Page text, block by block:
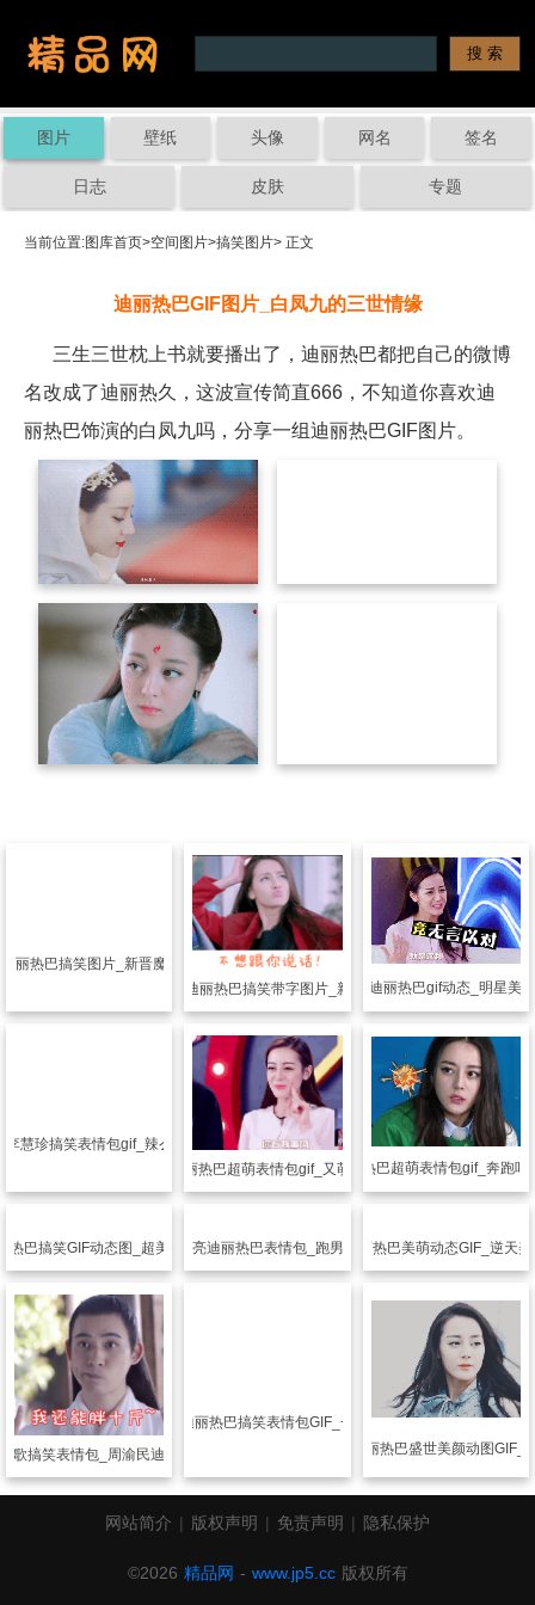
图片 壁纸 头像 网名 签名
日志 皮肤 专题
当前位置:图库首页>空间图片>搞笑图片> 正文
迪丽热巴GIF图片_白凤九的三世情缘
三生三世枕上书就要播出了，迪丽热巴都把自己的微博
名改成了迪丽热久，这波宣传简直666，不知道你喜欢迪
丽热巴饰演的白凤九吗，分享一组迪丽热巴GIF图片。
迪丽热巴搞笑图片_新晋魔性“小公举”
迪丽热巴搞笑带字图片_新一代萌神
搞笑图片美女迪丽热巴gif动态_明星美
李慧珍搞笑表情包gif_辣么可爱的迪丽热巴
迪丽热巴超萌表情包gif_又萌又美的胖迪
搞笑图片 迪丽热巴超萌表情包gif_奔跑吧
热巴搞笑GIF动态图_超美萌的胖迪宝宝
搞笑图片 漂亮迪丽热巴表情包_跑男里的萌胖迪
搞笑图片 迪丽热巴美萌动态GIF_逆天
歌搞笑表情包_周渝民迪丽热巴甜蜜虐爱
搞笑图片
迪丽热巴搞笑表情包GIF_一千零一夜
迪丽热巴盛世美颜动图GIF_
网站简介 | 版权声明 | 免责声明 | 隐私保护
©2026 精品网 - www.jp5.cc 版权所有